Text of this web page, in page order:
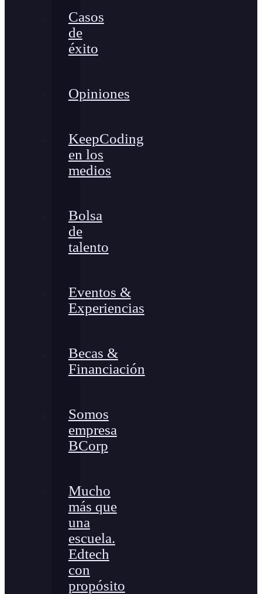
Casos
de
éxito
Opiniones
KeepCoding
en los
medios
Bolsa
de
talento
Eventos &
Experiencias
Becas &
Financiación
Somos
empresa
BCorp
Mucho
más que
una
escuela.
Edtech
con
propósito